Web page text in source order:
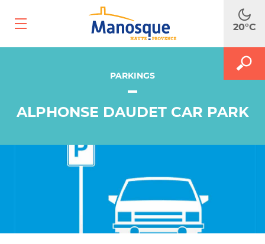
20°C
le
le
Ouvrir
PARKINGS
ALPHONSE DAUDET CAR PARK